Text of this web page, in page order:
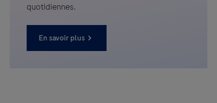
quotidiennes.
En savoir plus